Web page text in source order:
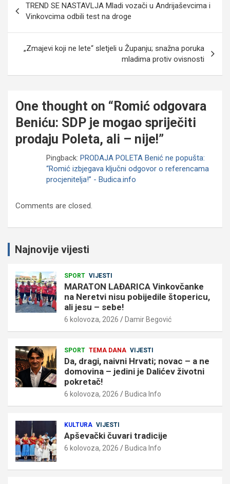
objava
TREND SE NASTAVLJA Mladi vozači u Andrijaševcima i
Vinkovcima odbili test na droge
„Zmajevi koji ne lete“ sletjeli u Županju; snažna poruka
mladima protiv ovisnosti
One thought on “ Romić odgovara
Beniću: SDP je mogao spriječiti
prodaju Poleta, ali – nije!”
Pingback: PRODAJA POLETA Benić ne popušta:
“Romić izbjegava ključni odgovor o referencama
procjenitelja!” - Budica.info
Comments are closed.
Najnovije vijesti
SPORT VIJESTI
MARATON LAĐARICA Vinkovčanke
na Neretvi nisu pobijedile štopericu,
ali jesu – sebe!
6 kolovoza, 2026 Damir Begović
SPORT TEMA DANA VIJESTI
Da, dragi, naivni Hrvati; novac – a ne
domovina – jedini je Dalićev životni
pokretač!
6 kolovoza, 2026 Budica Info
KULTURA VIJESTI
Apševački čuvari tradicije
6 kolovoza, 2026 Budica Info